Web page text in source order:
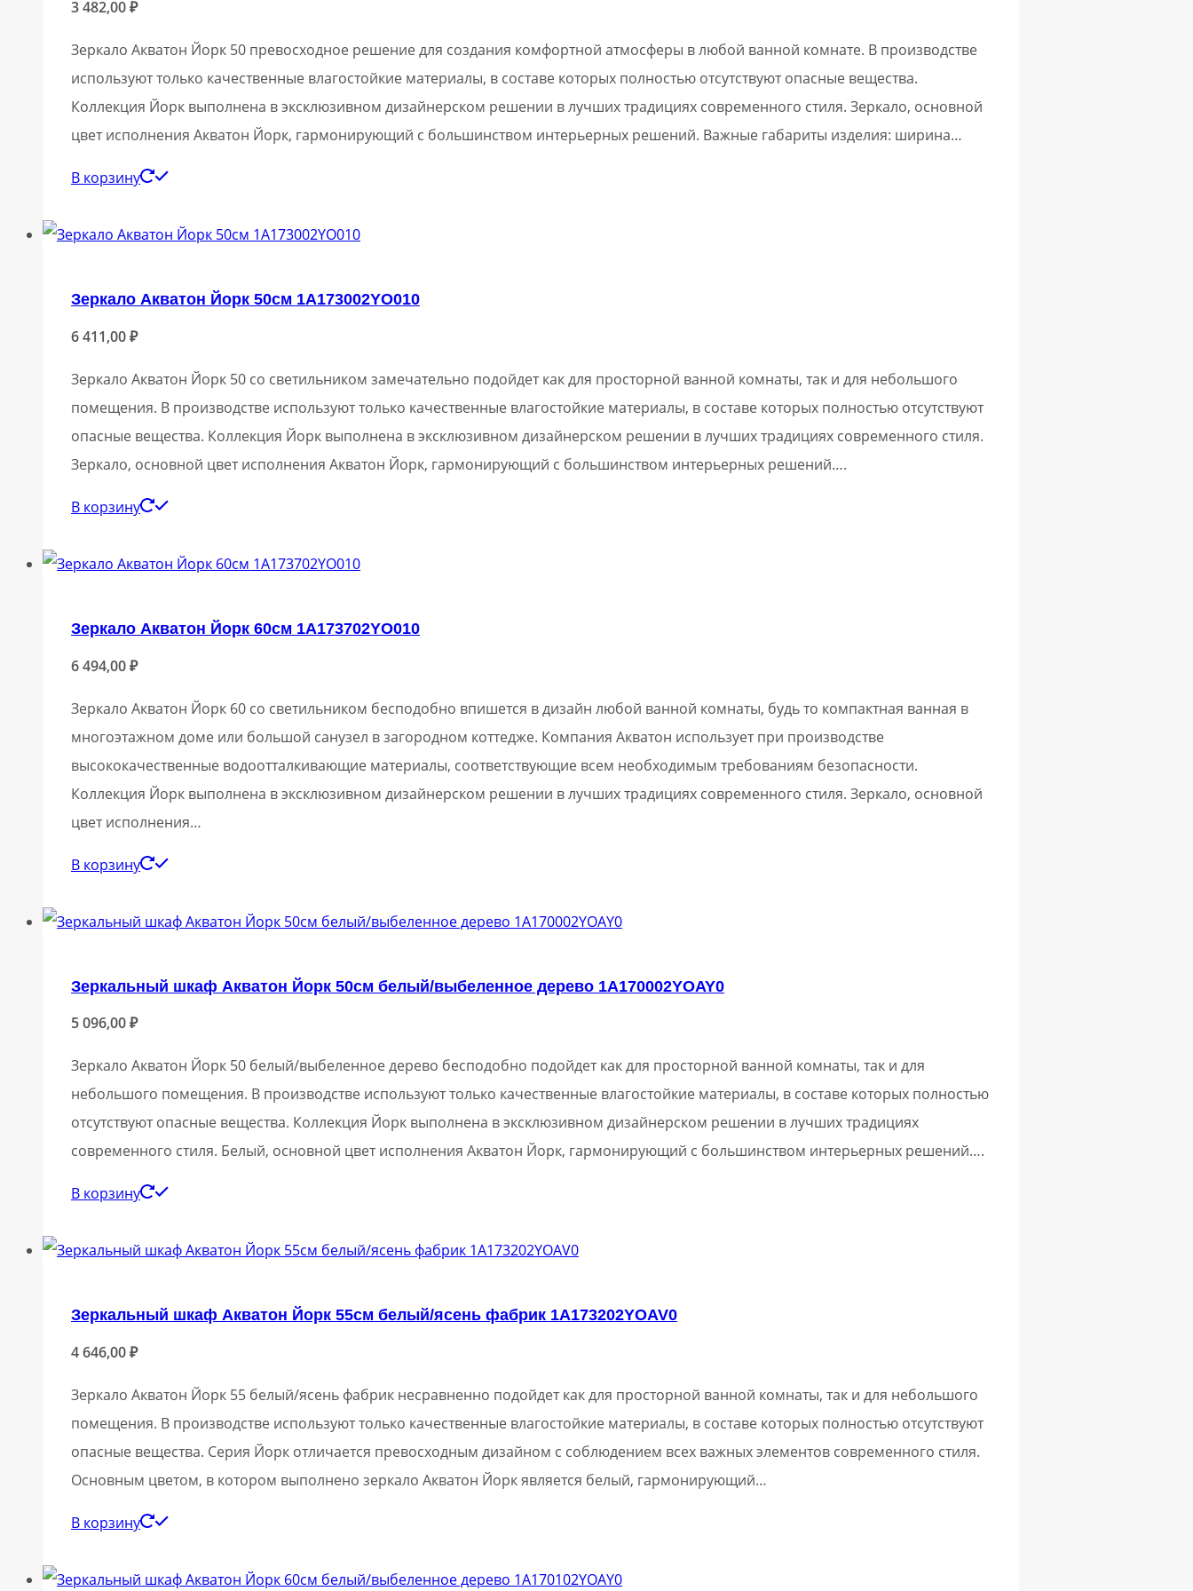
3 482,00₽
Зеркало Акватон Йорк 50 превосходное решение для создания комфортной атмосферы в любой ванной комнате. В производстве
используют только качественные влагостойкие материалы, в составе которых полностью отсутствуют опасные вещества.
Коллекция Йорк выполнена в эксклюзивном дизайнерском решении в лучших традициях современного стиля. Зеркало, основной
цвет исполнения Акватон Йорк, гармонирующий с большинством интерьерных решений. Важные габариты изделия: ширина…
В корзину
Зеркало Акватон Йорк 50см 1A173002YO010
6 411,00₽
Зеркало Акватон Йорк 50 со светильником замечательно подойдет как для просторной ванной комнаты, так и для небольшого
помещения. В производстве используют только качественные влагостойкие материалы, в составе которых полностью отсутствуют
опасные вещества. Коллекция Йорк выполнена в эксклюзивном дизайнерском решении в лучших традициях современного стиля.
Зеркало, основной цвет исполнения Акватон Йорк, гармонирующий с большинством интерьерных решений….
В корзину
Зеркало Акватон Йорк 60см 1A173702YO010
6 494,00₽
Зеркало Акватон Йорк 60 со светильником бесподобно впишется в дизайн любой ванной комнаты, будь то компактная ванная в
многоэтажном доме или большой санузел в загородном коттедже. Компания Акватон использует при производстве
высококачественные водоотталкивающие материалы, соответствующие всем необходимым требованиям безопасности.
Коллекция Йорк выполнена в эксклюзивном дизайнерском решении в лучших традициях современного стиля. Зеркало, основной
цвет исполнения…
В корзину
Зеркальный шкаф Акватон Йорк 50см белый/выбеленное дерево 1A170002YOAY0
5 096,00₽
Зеркало Акватон Йорк 50 белый/выбеленное дерево бесподобно подойдет как для просторной ванной комнаты, так и для
небольшого помещения. В производстве используют только качественные влагостойкие материалы, в составе которых полностью
отсутствуют опасные вещества. Коллекция Йорк выполнена в эксклюзивном дизайнерском решении в лучших традициях
современного стиля. Белый, основной цвет исполнения Акватон Йорк, гармонирующий с большинством интерьерных решений….
В корзину
Зеркальный шкаф Акватон Йорк 55см белый/ясень фабрик 1A173202YOAV0
4 646,00₽
Зеркало Акватон Йорк 55 белый/ясень фабрик несравненно подойдет как для просторной ванной комнаты, так и для небольшого
помещения. В производстве используют только качественные влагостойкие материалы, в составе которых полностью отсутствуют
опасные вещества. Серия Йорк отличается превосходным дизайном с соблюдением всех важных элементов современного стиля.
Основным цветом, в котором выполнено зеркало Акватон Йорк является белый, гармонирующий…
В корзину